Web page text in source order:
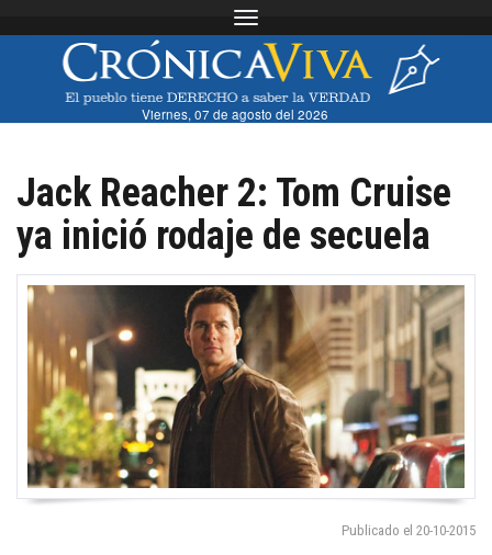
Toggle navigation
Viernes, 07 de agosto del 2026
Jack Reacher 2: Tom Cruise
ya inició rodaje de secuela
Publicado el 20-10-2015